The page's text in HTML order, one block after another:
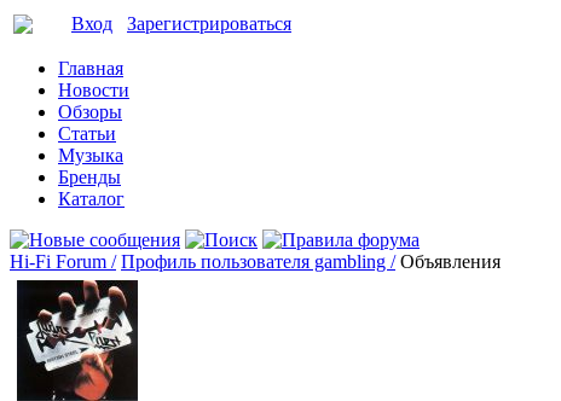
Вход Зарегистрироваться
Главная
Новости
Обзоры
Статьи
Музыка
Бренды
Каталог
Hi-Fi Forum / Профиль пользователя gambling / Объявления